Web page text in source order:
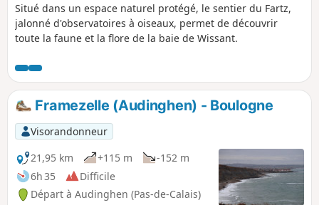
Situé dans un espace naturel protégé, le sentier du Fartz,
jalonné d'observatoires à oiseaux, permet de découvrir
toute la faune et la flore de la baie de Wissant.
Framezelle (Audinghen) - Boulogne
Visorandonneur
21,95 km
+115 m
-152 m
6h 35
Difficile
Départ à Audinghen (Pas-de-Calais)